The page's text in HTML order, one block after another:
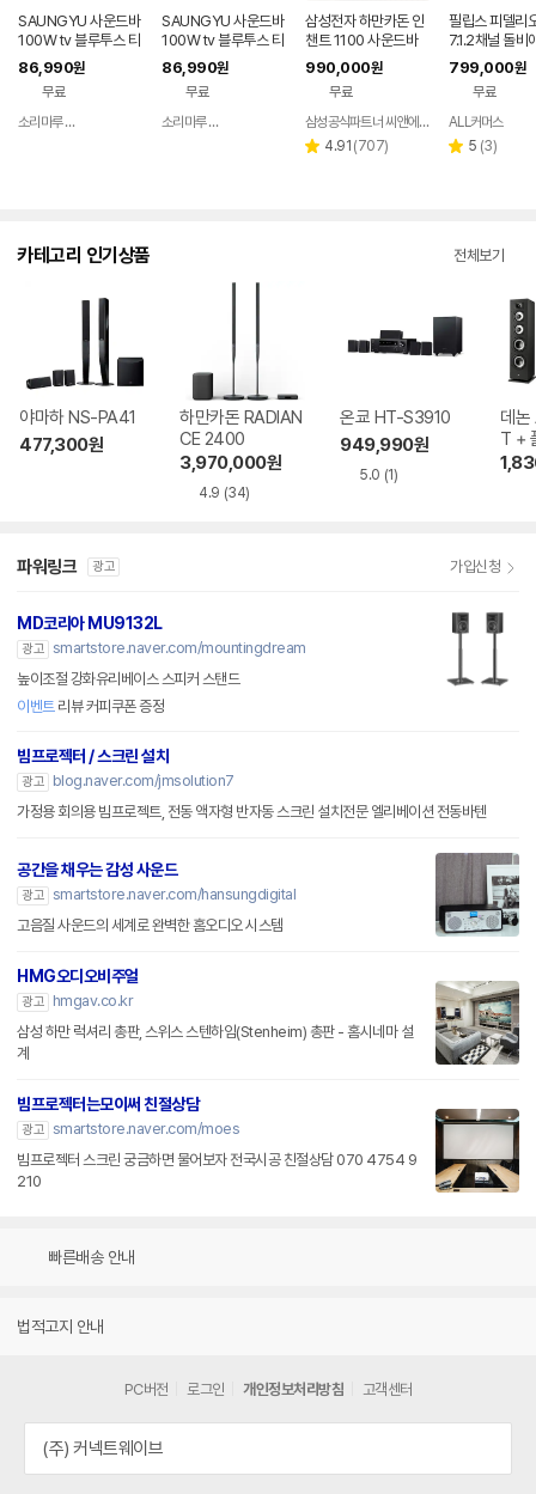
SAUNGYU 사운드바
100W tv 블루투스 티
비 스피커 홈시어터 A
RC 옵티컬 USB
86,990원
무료
소리마루 유한회사
SAUNGYU 사운드바
100W tv 블루투스 티
비 거실 스피커 홈시어
터 ARC 옵티컬
86,990원
무료
소리마루 유한회사
삼성전자 하만카돈 인
챈트 1100 사운드바
홈시어터 거실 TV 스
피커 서라운드 우퍼 옵
990,000원
무료
삼성공식파트너 씨앤에이치
별 4.91 리
(707)
필립스 피델리
7.1.2채널 돌비
스 내장 서브우
사운드바
799,000원
무료
ALL커머스
별 5 리
(3)
카테고리 인기상품 전체보기
야마하 NS-PA41
477,300원
하만카돈 RADIAN
CE 2400
3,970,000원
4.9 (34)
온쿄 HT-S3910
949,990원
5.0 (1)
데
T +
70
파워링크 광고 가입신청
MD코리아 MU9132L
광고 smartstore.naver.com/mountingdream
높이조절 강화유리베이스 스피커 스탠드
이벤트리뷰 커피쿠폰 증정
빔프로젝터 / 스크린 설치
광고
blog.naver.com/jmsolution7
가정용 회의용 빔프로젝트, 전동 액자형 반자동 스크린 설치전문 엘리베이션 전동바텐
공간을 채우는 감성 사운드
광고 smartstore.naver.com/hansungdigital
고음질 사운드의 세계로 완벽한 홈오디오 시스템
HMG오디오비주얼
광고
hmgav.co.kr
삼성 하만 럭셔리 총판, 스위스 스텐하임(Stenheim) 총판 - 홈시네마 설
계
빔프로젝터는모이써 친절상담
광고 smartstore.naver.com/moes
빔프로젝터 스크린 궁금하면 물어보자 전국시공 친절상담 070 4754 9
210
빠른배송 안내
법적고지 안내
PC버전 로그인 개인정보처리방침 고객센터
(주) 커넥트웨이브